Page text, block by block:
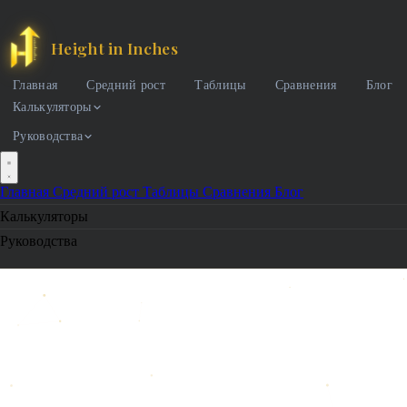
Height in Inches
Главная Средний рост Таблицы Сравнения
Блог
Калькуляторы
Руководства
Главная Средний рост Таблицы Сравнения Блог
Калькуляторы
Руководства